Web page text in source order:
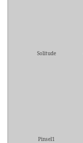
Solitude
Pinsel1